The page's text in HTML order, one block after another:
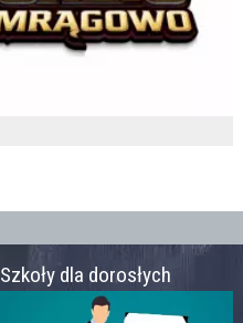
Szkoły dla dorosłych